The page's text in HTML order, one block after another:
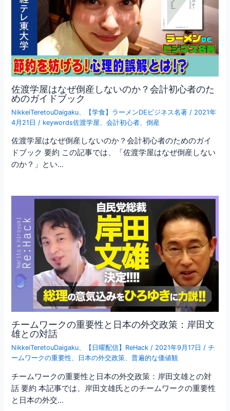
佐渡学屋はなぜ倒産しないのか？会計初心者のた
めのガイドブック
NikkeiTeretouDaigaku 【学食】ラーメンDEビジネス名著 / 2021年
4月21日 / keywords佐渡学屋 、会計初心者 、倒産
佐渡学屋はなぜ倒産しないのか？会計初心者のためのガイ
ドブック 要約 この記事では、「佐渡学屋はなぜ倒産しない
のか？」とい…
チームワークの重要性と日本の外交政策：岸田文
雄との対話
NikkeiTeretouDaigaku、 【日曜配信】ReHack / 2021年9月17日 /チ
ームワークの重要性、 日本の外交政策、普遍的な価値観
チームワークの重要性と日本の外交政策：岸田文雄との対
話 要約 本記事では、岸田文雄氏とのチームワークの重要性
と日本の外交…